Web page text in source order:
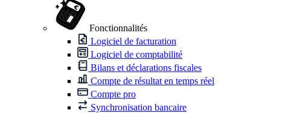
Fonctionnalités
Logiciel de facturation
Logiciel de comptabilité
Bilans et déclarations fiscales
Compte de résultat en temps réel
Compte pro
Synchronisation bancaire